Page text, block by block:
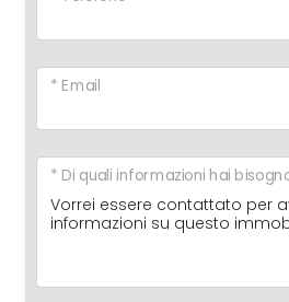
* Email
* Di quali informazioni hai
Giardino
Balcone/Terrazzo